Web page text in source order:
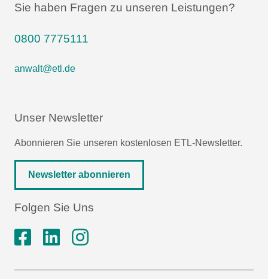
Sie haben Fragen zu unseren Leistungen?
0800 7775111
anwalt@etl.de
Unser Newsletter
Abonnieren Sie unseren kostenlosen ETL-Newsletter.
Newsletter abonnieren
Folgen Sie Uns